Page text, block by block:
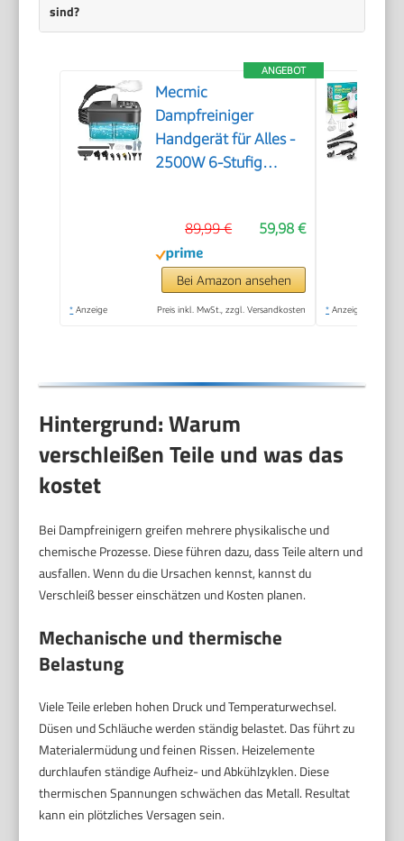
sind?
ANGEBOT
Mecmic
Dampfreiniger
Handgerät für Alles -
2500W 6-Stufig
Dampf, 15s
Aufheizzeit, Tragbar
mit 10 Zubehörteilen,
Dampfreinigung für
59,98 €
89,99 €
Bei Amazon ansehen
* Anzeige Preis inkl. MwSt., zzgl. Versandkosten * Anzeige
Hintergrund: Warum
verschleißen Teile und was das
kostet
Bei Dampfreinigern greifen mehrere physikalische und
chemische Prozesse. Diese führen dazu, dass Teile altern und
ausfallen. Wenn du die Ursachen kennst, kannst du
Verschleiß besser einschätzen und Kosten planen.
Mechanische und thermische
Belastung
Viele Teile erleben hohen Druck und Temperaturwechsel.
Düsen und Schläuche werden ständig belastet. Das führt zu
Materialermüdung und feinen Rissen. Heizelemente
durchlaufen ständige Aufheiz- und Abkühlzyklen. Diese
thermischen Spannungen schwächen das Metall. Resultat
kann ein plötzliches Versagen sein.